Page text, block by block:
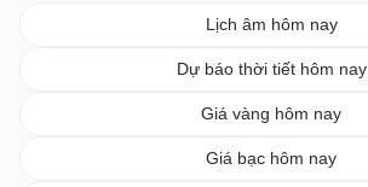
Lịch âm hôm nay
Dự báo thời tiết hôm nay
Giá vàng hôm nay
Giá bạc hôm nay